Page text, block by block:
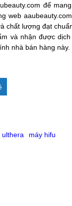
để
web
chất lượng đạt
và nhận được
nhà bán hàng này.
ulthera máy hifu